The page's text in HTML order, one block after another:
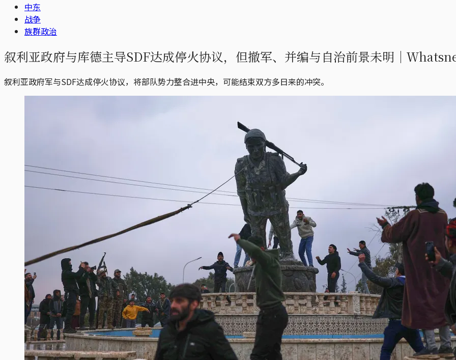
中东
战争
族群政治
叙利亚政府与库德主导SDF达成停火协议，但撤军、并编与自治前景未明｜Ｗ
叙利亚政府军与SDF达成停火协议，将部队势力整合进中央，可能结束双方多日来的冲突。